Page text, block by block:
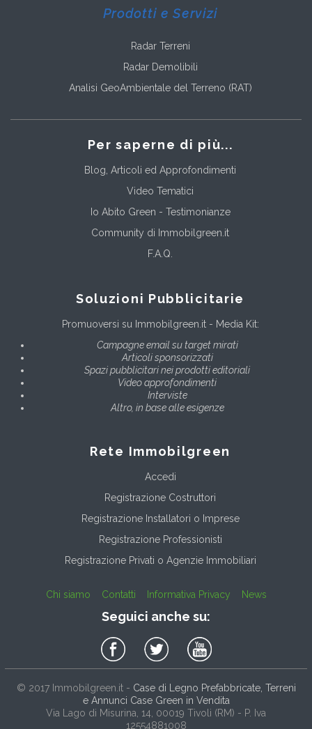
Prodotti e Servizi
Radar Terreni
Radar Demolibili
Analisi GeoAmbientale del Terreno (RAT)
Per saperne di più...
Blog, Articoli ed Approfondimenti
Video Tematici
Io Abito Green - Testimonianze
Community di Immobilgreen.it
F.A.Q.
Soluzioni Pubblicitarie
Promuoversi su Immobilgreen.it - Media Kit:
Campagne email su target mirati
Articoli sponsorizzati
Spazi pubblicitari nei prodotti editoriali
Video approfondimenti
Interviste
Altro, in base alle esigenze
Rete Immobilgreen
Accedi
Registrazione Costruttori
Registrazione Installatori o Imprese
Registrazione Professionisti
Registrazione Privati o Agenzie Immobiliari
Chi siamo Contatti Informativa Privacy News
Seguici anche su:
© 2017 Immobilgreen.it- Case di Legno Prefabbricate, Terreni
e Annunci Case Green in Vendita
Via Lago di Misurina, 14 , 00019 Tivoli (RM) - P. Iva
12554881008